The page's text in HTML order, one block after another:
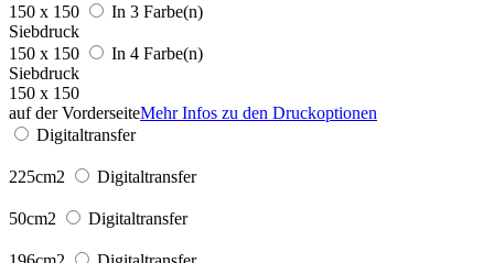
150 x 150
In 3 Farbe(n)
Siebdruck
150 x 150
In 4 Farbe(n)
Siebdruck
150 x 150
auf der VorderseiteMehr Infos zu den Druckoptionen
Digitaltransfer
225cm2 Digitaltransfer
50cm2 Digitaltransfer